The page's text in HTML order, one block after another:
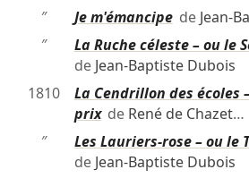
″
Je m'émancipede Jean-
″
La Ruche céleste – ou le
de Jean-Baptiste Dubois
1810
La Cendrillon des écoles
prixde René de Chazet…
″
Les Lauriers-rose – ou
de Jean-Baptiste Dubois